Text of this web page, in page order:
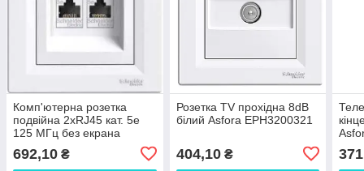
Комп'ютерна розетка
подвійна 2хRJ45 кат. 5e
125 МГц без екрана
EPH4400121
692,10 ₴
Розетка TV прохідна 8dB
білий Asfora EPH3200321
404,10₴